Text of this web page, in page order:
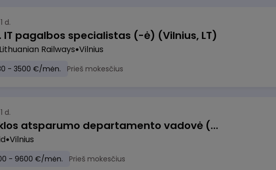
d.
IT pagalbos specialistas (-ė) (Vilnius, LT)
Railways Vilnius
- 3500 €/mėn. Prieš mokesčius
d.
Veiklos atsparumo departamento vadovė (-as)
Vilnius
- 9600 €/mėn. Prieš mokesčius